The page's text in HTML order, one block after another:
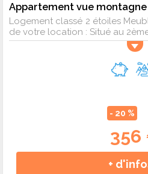
Logement classé 2 étoiles
de votre location : Situé au
- 20 %
356
+